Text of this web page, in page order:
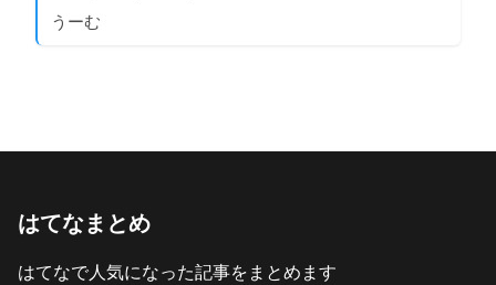
うーむ
はてなまとめ
はてなで人気になった記事をまとめます